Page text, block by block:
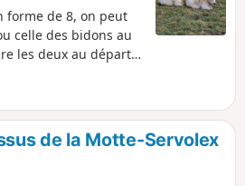
forme de 8, on peut
celle des bidons au
les deux au départ
de la Motte-Servolex